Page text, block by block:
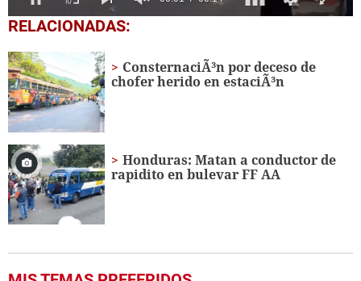
0
seconds
13
seconds
RELACIONADAS:
ConsternaciÃ³n por deceso de
chofer herido en estaciÃ³n
Honduras: Matan a conductor de
rapidito en bulevar FF AA